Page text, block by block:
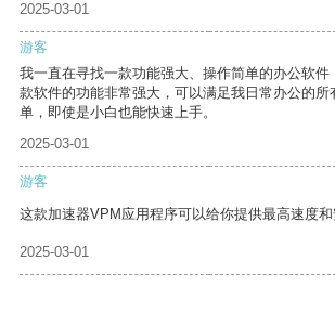
2025-03-01
游客
我一直在寻找一款功能强大、操作简单的办公软件
款软件的功能非常强大，可以满足我日常办公的所
单，即使是小白也能快速上手。
2025-03-01
游客
这款加速器VPM应用程序可以给你提供最高速度和
2025-03-01